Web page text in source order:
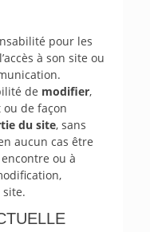
pour les
à son site ou
de modifier,
de façon
du site, sans
aucun cas être
ou à